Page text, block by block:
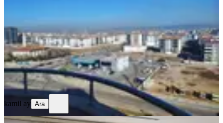
3+1·185 m² 30.07.2026
3.700.000 ₺
kamil ay
Ara
kamil ay Ara
SİTE İÇİ